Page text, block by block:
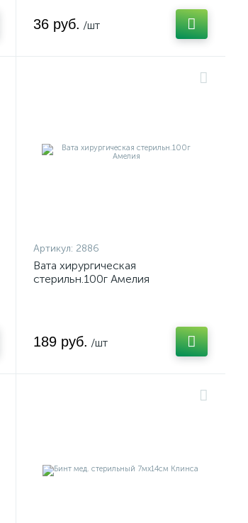
36 руб. /шт
Артикул: 2886
Вата хирургическая
стерильн.100г Амелия
189 руб. /шт